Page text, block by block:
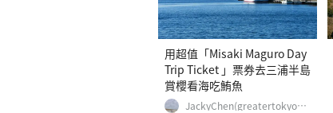
用超值「Misaki Maguro Day
Trip Ticket 」票券去三浦半島
賞櫻看海吃鮪魚
JackyChen(greatertokyo_e